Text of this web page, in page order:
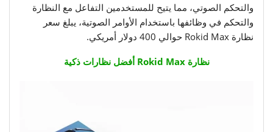
والتحكم الصوتي، مما يتيح للمستخدمين التفاعل مع النظارة
والتحكم في وظائفها باستخدام الأوامر الصوتية، يبلغ سعر
نظارة Rokid Max حوالي 400 دولار أمريكي.
نظارة Rokid Max أفضل نظارات ذكية